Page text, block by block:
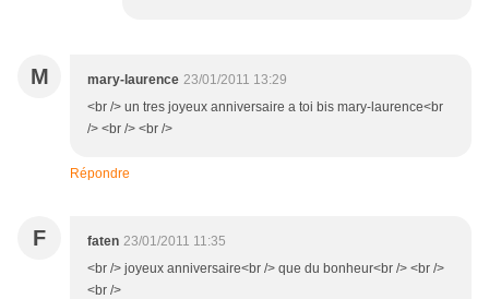
M mary-laurence 23/01/2011 13:29
<br /> un tres joyeux anniversaire a toi bis mary-laurence<br
/> <br /> <br />
Répondre
F faten 23/01/2011 11:35
<br /> joyeux anniversaire<br /> que du bonheur<br /> <br />
<br />